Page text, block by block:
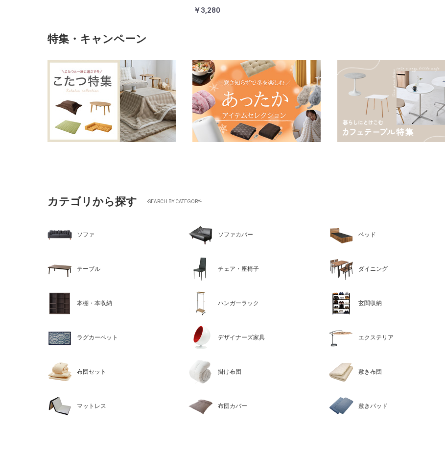
クワーク チェア 在宅
￥3,280
特集・キャンペーン
カテゴリから探す -SEARCH BY CATEGORY-
ソファ ソファカバー ベッド
テーブル チェア・座椅子 ダイニング
本棚・本収納 ハンガーラック 玄関収納
ラグカーペット デザイナーズ家具 エクステリア
布団セット 掛け布団 敷き布団
マットレス 布団カバー 敷きパッド